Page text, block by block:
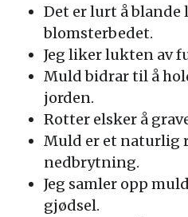
Det er lurt å
blomsterbedet.
Jeg liker lukten av
Muld bidrar til å
jorden.
Rotter elsker å
Muld er et naturlig
nedbrytning.
Jeg samler opp
gjødsel.